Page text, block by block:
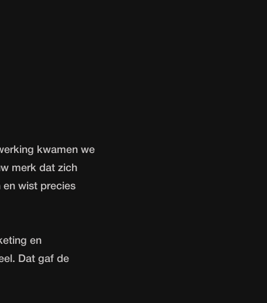
kwamen we
merk dat zich
wist precies
en
Dat gaf de